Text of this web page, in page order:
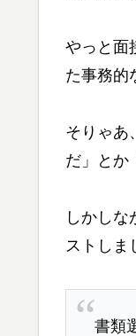
やっと面
た事務的
そりゃあ
だ」とか
しかし
ストしま
書類